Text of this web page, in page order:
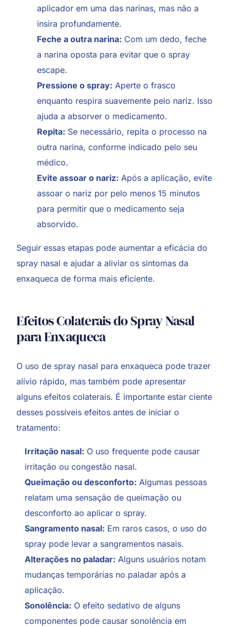
aplicador em uma das narinas, mas não a
insira profundamente.
Feche a outra narina: Com um dedo, feche
a narina oposta para evitar que o spray
escape.
Pressione o spray: Aperte o frasco
enquanto respira suavemente pelo nariz. Isso
ajuda a absorver o medicamento.
Repita: Se necessário, repita o processo na
outra narina, conforme indicado pelo seu
médico.
Evite assoar o nariz: Após a aplicação, evite
assoar o nariz por pelo menos 15 minutos
para permitir que o medicamento seja
absorvido.
Seguir essas etapas pode aumentar a eficácia do
spray nasal e ajudar a aliviar os sintomas da
enxaqueca de forma mais eficiente.
Efeitos Colaterais do Spray Nasal
para Enxaqueca
O uso de spray nasal para enxaqueca pode trazer
alívio rápido, mas também pode apresentar
alguns efeitos colaterais. É importante estar ciente
desses possíveis efeitos antes de iniciar o
tratamento:
Irritação nasal: O uso frequente pode causar
irritação ou congestão nasal.
Queimação ou desconforto: Algumas pessoas
relatam uma sensação de queimação ou
desconforto ao aplicar o spray.
Sangramento nasal: Em raros casos, o uso do
spray pode levar a sangramentos nasais.
Alterações no paladar: Alguns usuários notam
mudanças temporárias no paladar após a
aplicação.
Sonolência: O efeito sedativo de alguns
componentes pode causar sonolência em